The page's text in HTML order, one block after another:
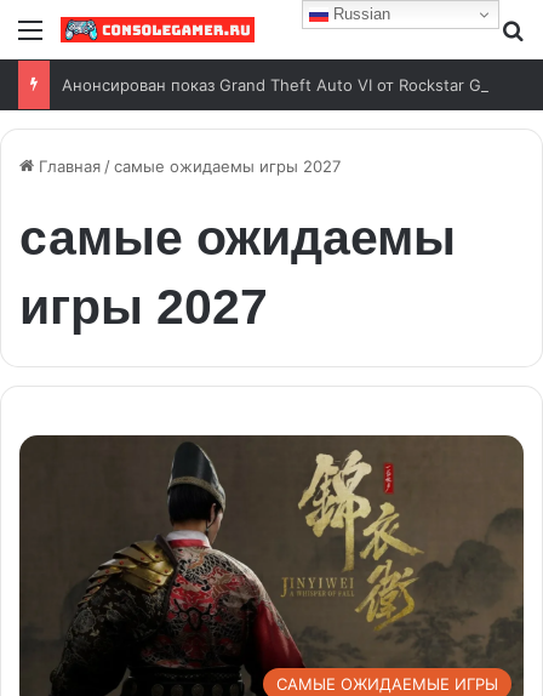
Меню
Главная /самые ожидаемы игры 2027
самые ожидаемы
игры 2027
САМЫЕ ОЖИДАЕМЫЕ ИГРЫ
Russian